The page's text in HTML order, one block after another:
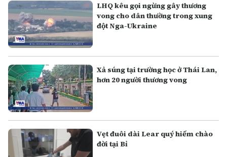
LHQ kêu gọi ngừng gây thương
vong cho dân thường trong xung
đột Nga-Ukraine
Xả súng tại trường học ở Thái Lan,
hơn 20 người thương vong
Vẹt đuôi dài Lear quý hiếm chào
đời tại Bỉ